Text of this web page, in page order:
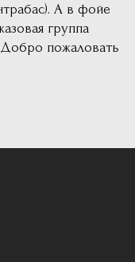
А в фойе
группа
Добро пожаловать